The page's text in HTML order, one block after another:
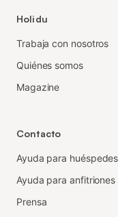
Holidu
Trabaja con nosotros
Quiénes somos
Magazine
Contacto
Ayuda para huéspedes
Ayuda para anfitriones
Prensa